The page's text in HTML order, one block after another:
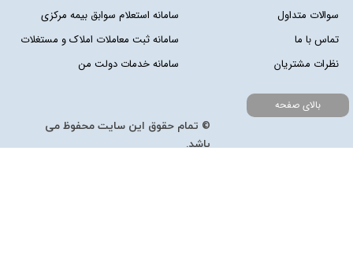
سوالات متداول
تماس با ما
نظرات مشتریان
سامانه استعلام سوابق بیمه مرکزی
سامانه ثبت معاملات املاک و مستغلات
سامانه خدمات دولت من
© تمام حقوق این سایت محفوظ می
باشد.
بالای صفحه